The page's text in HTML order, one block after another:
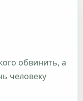
обвинить, а
человеку